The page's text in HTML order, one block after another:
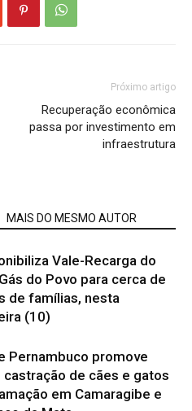
Próximo artigo
Recuperação econômica
passa por investimento em
infraestrutura
MAIS DO MESMO AUTOR
Vale-Recarga do
do Povo para cerca de
de famílias, nesta
(10)
Pernambuco promove
castração de cães e gatos
em Camaragibe e